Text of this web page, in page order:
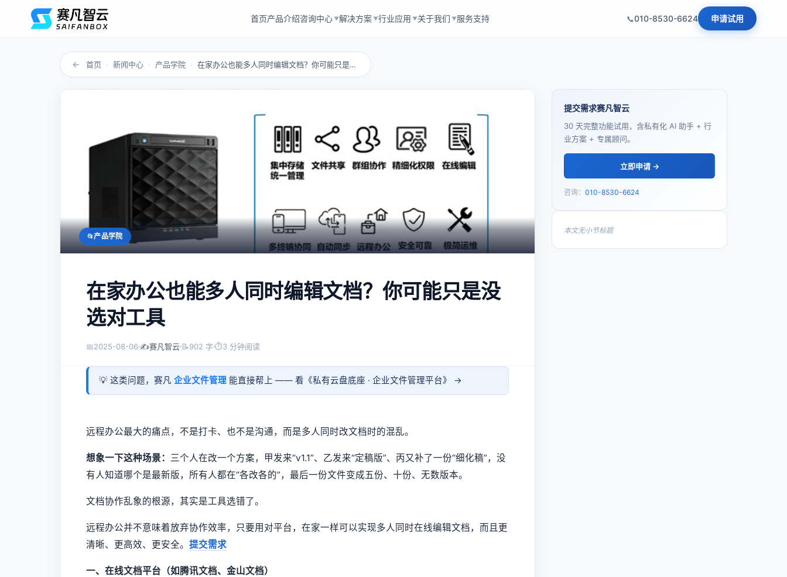
首页产品介绍咨询中心 ▼解决方案 ▼行业应用 ▼关于我们 ▼服务支持 010-8530-6624 申请试用
← 首页 › 新闻中心 › 产品学院 › 在家办公也能多人同时编辑文档？你可能只是没选...
产品学院
在家办公也能多人同时编辑文档？你可能只是没
选对工具
📅2025-08-06 ✍️赛凡智云 📝902 字 ⏱3 分钟阅读
💡 这类问题，赛凡 企业文件管理 能直接帮上 —— 看《私有云盘底座 · 企业文件管理平台》 →
远程办公最大的痛点，不是打卡、也不是沟通，而是多人同时改文档时的混乱。
想象一下这种场景： 三个人在改一个方案，甲发来“v1.1”、乙发来“定稿版”、丙又补了一份“细化稿”，没
有人知道哪个是最新版，所有人都在“各改各的”，最后一份文件变成五份、十份、无数版本。
文档协作乱象的根源，其实是工具选错了。
远程办公并不意味着放弃协作效率，只要用对平台，在家一样可以实现多人同时在线编辑文档，而且更
清晰、更高效、更安全。 提交需求
一、在线文档平台（如腾讯文档、金山文档）
提交需求赛凡智云
30 天完整功能试用，含私有化 AI 助手 + 行
业方案 + 专属顾问。
立即申请 →
咨询： 010-8530-6624
本文无小节标题